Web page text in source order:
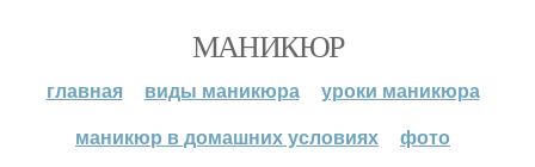
МАНИКЮР
главная виды маникюра
уроки маникюра
маникюр в домашних условиях
фото